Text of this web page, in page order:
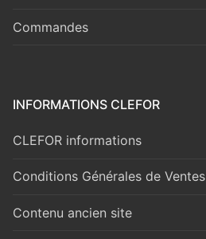
Commandes
INFORMATIONS CLEFOR
CLEFOR informations
Conditions Générales de Ventes
Contenu ancien site